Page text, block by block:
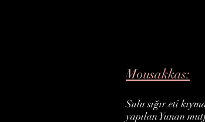
Mousakkas:
Sulu sığır eti
yapılan Yunan